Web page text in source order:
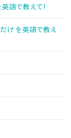
語で教えて!
け を英語で教え